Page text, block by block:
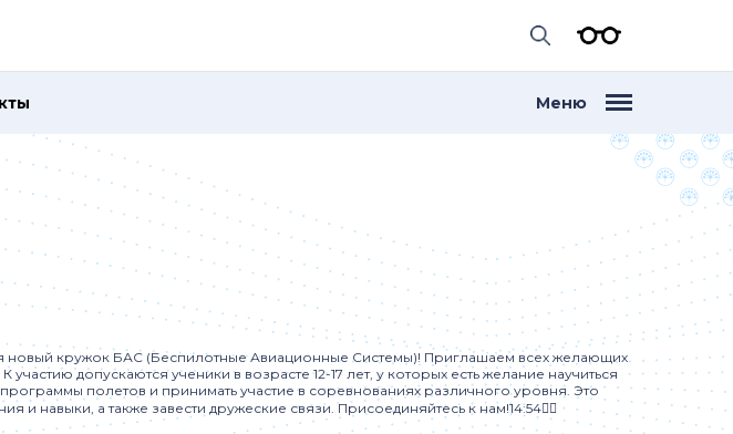
Меню
кружок БАС (Беспилотные Авиационные Системы)! Приглашаем всех желающих
участию допускаются ученики в возрасте 12-17 лет, у которых есть желание научиться
полетов и принимать участие в соревнованиях различного уровня. Это
и навыки, а также завести дружеские связи. Присоединяйтесь к нам!14:54